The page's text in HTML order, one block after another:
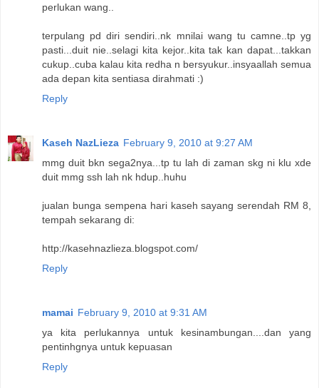
perlukan wang..
terpulang pd diri sendiri..nk mnilai wang tu camne..tp yg
pasti...duit nie..selagi kita kejor..kita tak kan dapat...takkan
cukup..cuba kalau kita redha n bersyukur..insyaallah semua
ada depan kita sentiasa dirahmati :)
Reply
Kaseh NazLieza February 9, 2010 at 9:27 AM
mmg duit bkn sega2nya...tp tu lah di zaman skg ni klu xde
duit mmg ssh lah nk hdup..huhu
jualan bunga sempena hari kaseh sayang serendah RM 8,
tempah sekarang di:
http://kasehnazlieza.blogspot.com/
Reply
mamai February 9, 2010 at 9:31 AM
ya kita perlukannya untuk kesinambungan....dan yang
pentinhgnya untuk kepuasan
Reply